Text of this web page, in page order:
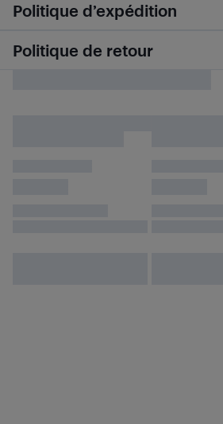
Politique d’expédition
Politique de retour